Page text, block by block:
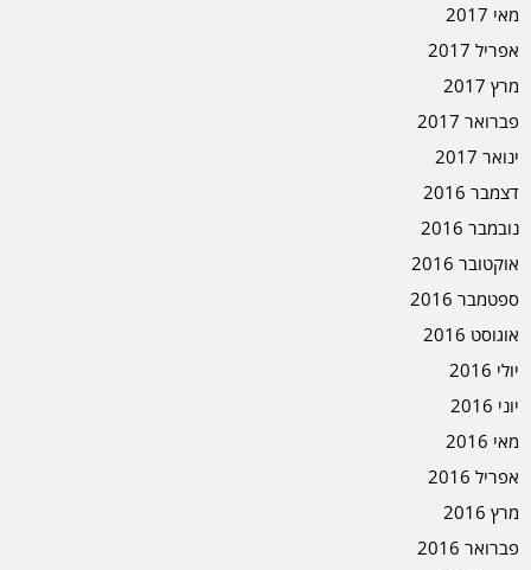
מאי 2017
אפריל 2017
מרץ 2017
פברואר 2017
ינואר 2017
דצמבר 2016
נובמבר 2016
אוקטובר 2016
ספטמבר 2016
אוגוסט 2016
יולי 2016
יוני 2016
מאי 2016
אפריל 2016
מרץ 2016
פברואר 2016